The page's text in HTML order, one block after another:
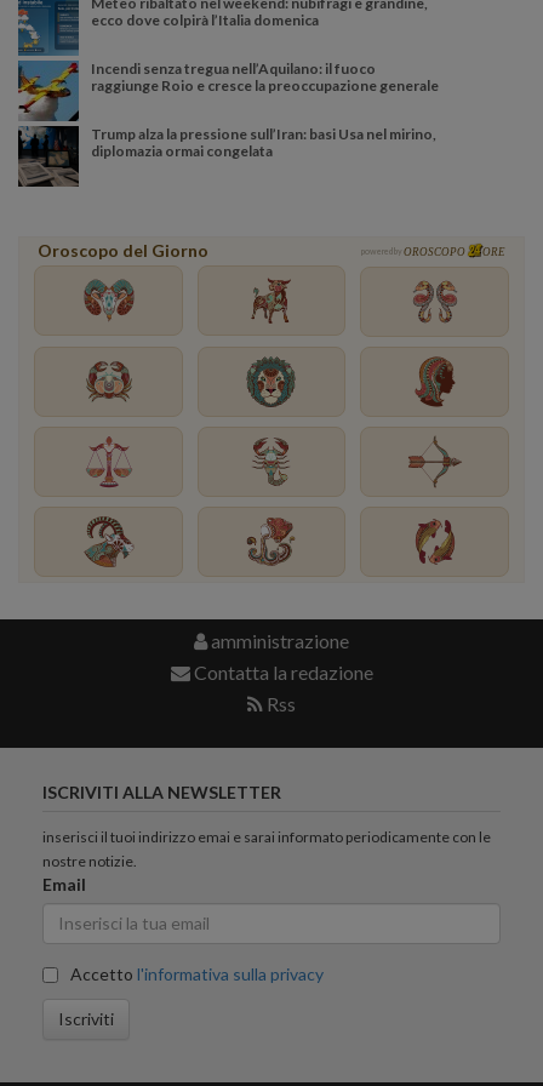
ecco dove colpirà l’Italia domenica
Incendi senza tregua nell’Aquilano: il fuoco
raggiunge Roio e cresce la preoccupazione generale
Trump alza la pressione sull’Iran: basi Usa nel mirino,
diplomazia ormai congelata
Oroscopo del Giorno powered by OROSCOPO ORE
amministrazione
Contatta la redazione
Rss
ISCRIVITI ALLA NEWSLETTER
inserisci il tuoi indirizzo emai e sarai informato periodicamente con le
nostre notizie.
Email
Accetto l'informativa sulla privacy
Iscriviti